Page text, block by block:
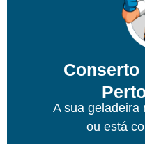
Conserto
A sua geladeira
ou está